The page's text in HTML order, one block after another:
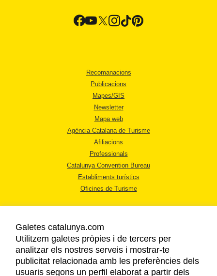
Recomanacions
Publicacions
Mapes/GIS
Newsletter
Mapa web
Agència Catalana de Turisme
Afiliacions
Professionals
Catalunya Convention Bureau
Establiments turístics
Oficines de Turisme
AVÍS LEGAL
POLÍTICA DE PRIVACITAT
Galetes catalunya.com
Utilitzem galetes pròpies i de tercers per
analitzar els nostres serveis i mostrar-te
publicitat relacionada amb les preferències dels
usuaris segons un perfil elaborat a partir dels